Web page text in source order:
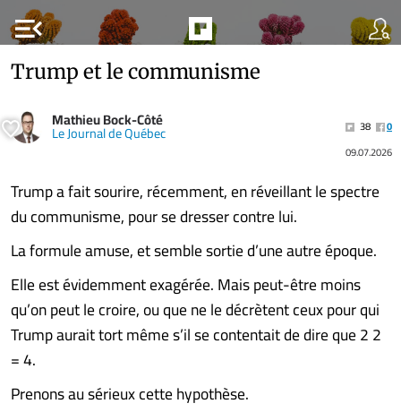
menu_open
Trump et le communisme
Mathieu Bock-Côté
Le Journal de Québec 38
0
09.07.2026
Trump a fait sourire, récemment, en réveillant le spectre
du communisme, pour se dresser contre lui.
La formule amuse, et semble sortie d’une autre époque.
Elle est évidemment exagérée. Mais peut-être moins
qu’on peut le croire, ou que ne le décrètent ceux pour qui
Trump aurait tort même s’il se contentait de dire que 2 2
= 4.
Prenons au sérieux cette hypothèse.